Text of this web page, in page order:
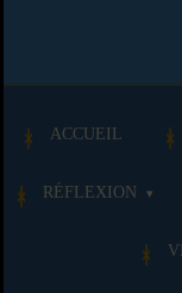
ACCUEIL
RÉFLEXION